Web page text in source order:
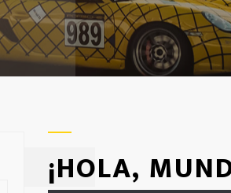
¡HOLA,